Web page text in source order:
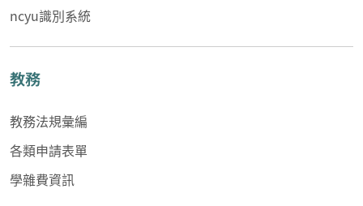
ncyu識別系統
教務
教務法規彙編
各類申請表單
學雜費資訊